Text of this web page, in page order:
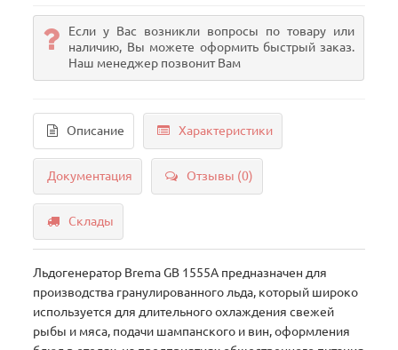
Если у Вас возникли вопросы по товару или
наличию, Вы можете оформить быстрый заказ.
Наш менеджер позвонит Вам
Описание Характеристики
Документация Отзывы (0)
Склады
Льдогенератор Brema GВ 1555A предназначен для
производства гранулированного льда, который широко
используется для длительного охлаждения свежей
рыбы и мяса, подачи шампанского и вин, оформления